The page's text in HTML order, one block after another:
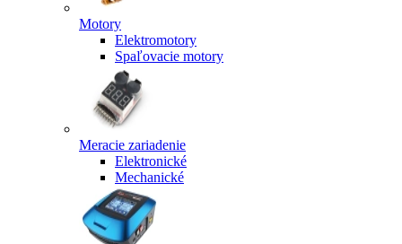
Motory
Elektromotory
Spaľovacie motory
Meracie zariadenie
Elektronické
Mechanické